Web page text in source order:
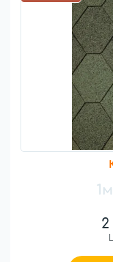
1м